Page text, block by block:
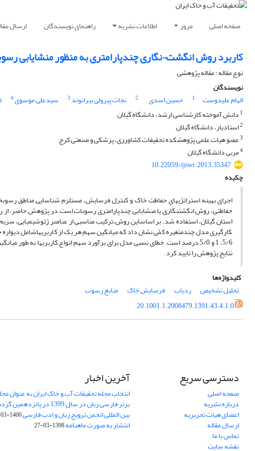
صفحه اصلی مرور اطلاعات نشریه راهنمای نویسندگان ارسال
کاربرد روش انگشت¬نگاری چندپارامتری به منظور منشایابی
نوع مقاله : مقاله پژوهشی
نویسندگان
الهام علیدوست
1 حسین اسدی 2 نجات پیرولی بیرانوند 3 سیدعلی موسوی4
1 دانش آموخته کارشناسی ارشد، دانشگاه گیلان
2استادیار، دانشگاه گیلان
3عضو هیات علمی پژوهشکده تحقیقات کشاورزی، پزشکی و صنعتی کرج
4مربی دانشگاه گیلان
10.22059/ijswr.2013.35347
چکیده
اجرای بهینه استراتژی­های حفاظت خاک و کنترل فرسایش، مستلزم شناسایی مناطق
حفاظتی، روش انگشت­نگاری یا منشایابی چندپارامتری رسوبات است.در پژوهش حاضر،
نتایج پژوهش را تایید کرد.
کلیدواژه‌ها
تحلیل تشخیص
ردیاب فرسایش خاک
منابع رسوب
20.1001.1.2008479.1391.43.4.1.0
دسترسی سریع
صفحه اصلی
درباره نشریه
اعضای هیات تحریریه
ارسال مقاله
تماس با ما
نقشه سایت
آخرین اخبار
انتخاب مجله تحقیقات آب و خاک ایران به عنوان
برتر فارسی زبان در سال 1399 در
بین المللی انجمن ترویج زبان و ادب فارسی1400-03-17
انتشار به صورت ماهنامه1398-03-27